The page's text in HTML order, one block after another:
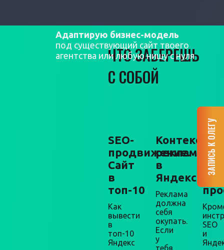
ЧТО ЗАБЕРЕШЬ
С СОБОЙ
SEO-
продвижение.
Сайт
в
топ-10
Как
вывести
в
топ-10
Яндекс
реклама
в
Реклама
должна
себя
окупать.
Если
у
тебя
+
SEO
и
Адаптирую бизнес-модель
под существующий сайт твоего
агентства или любую нишу с нуля
ЗАПИСЬ К ОЛЕГУ